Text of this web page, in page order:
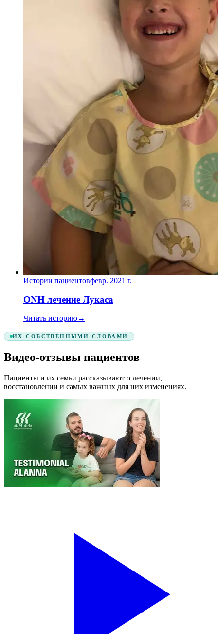
Истории пациентовфевр. 2021 г.
ONH лечение Лукаса
Читать историю→
ИХ СОБСТВЕННЫМИ СЛОВАМИ
Видео-отзывы пациентов
Пациенты и их семьи рассказывают о лечении,
восстановлении и самых важных для них изменениях.